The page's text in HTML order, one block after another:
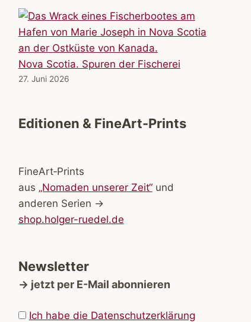
Nova Scotia. Spuren der Fischerei
27. Juni 2026
Editionen & FineArt-Prints
FineArt‑Prints
aus „Nomaden unserer Zeit“und
anderen Serien →
shop.holger-ruedel.de
Newsletter
→ jetzt per E-Mail abonnieren
Ich habe die Datenschutzerklärung